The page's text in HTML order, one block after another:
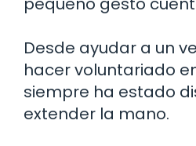
Desde ayudar a un
hacer voluntariado
siempre ha estado
extender la mano.